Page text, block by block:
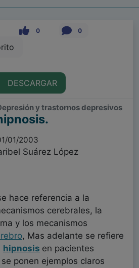
0 0
DESCARGAR
y trastornos depresivos
01/2003
Suárez López
hace referencia a la
cerebrales, la
y los mecanismos
, Mas adelante se refiere
hipnosis en pacientes
ponen ejemplos claros